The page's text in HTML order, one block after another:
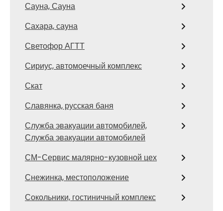
Сауна, Сауна
Сахара, сауна
Светофор АГТТ
Сириус, автомоечный комплекс
Скат
Славянка, русская баня
Служба эвакуации автомобилей,
Служба эвакуации автомобилей
СМ-Сервис малярно-кузовной цех
Снежинка, местоположение
Сокольники, гостиничный комплекс